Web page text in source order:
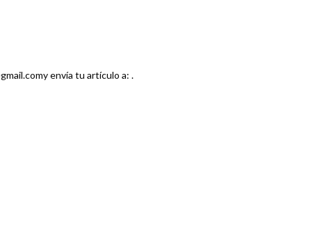
envía tu artículo a: .